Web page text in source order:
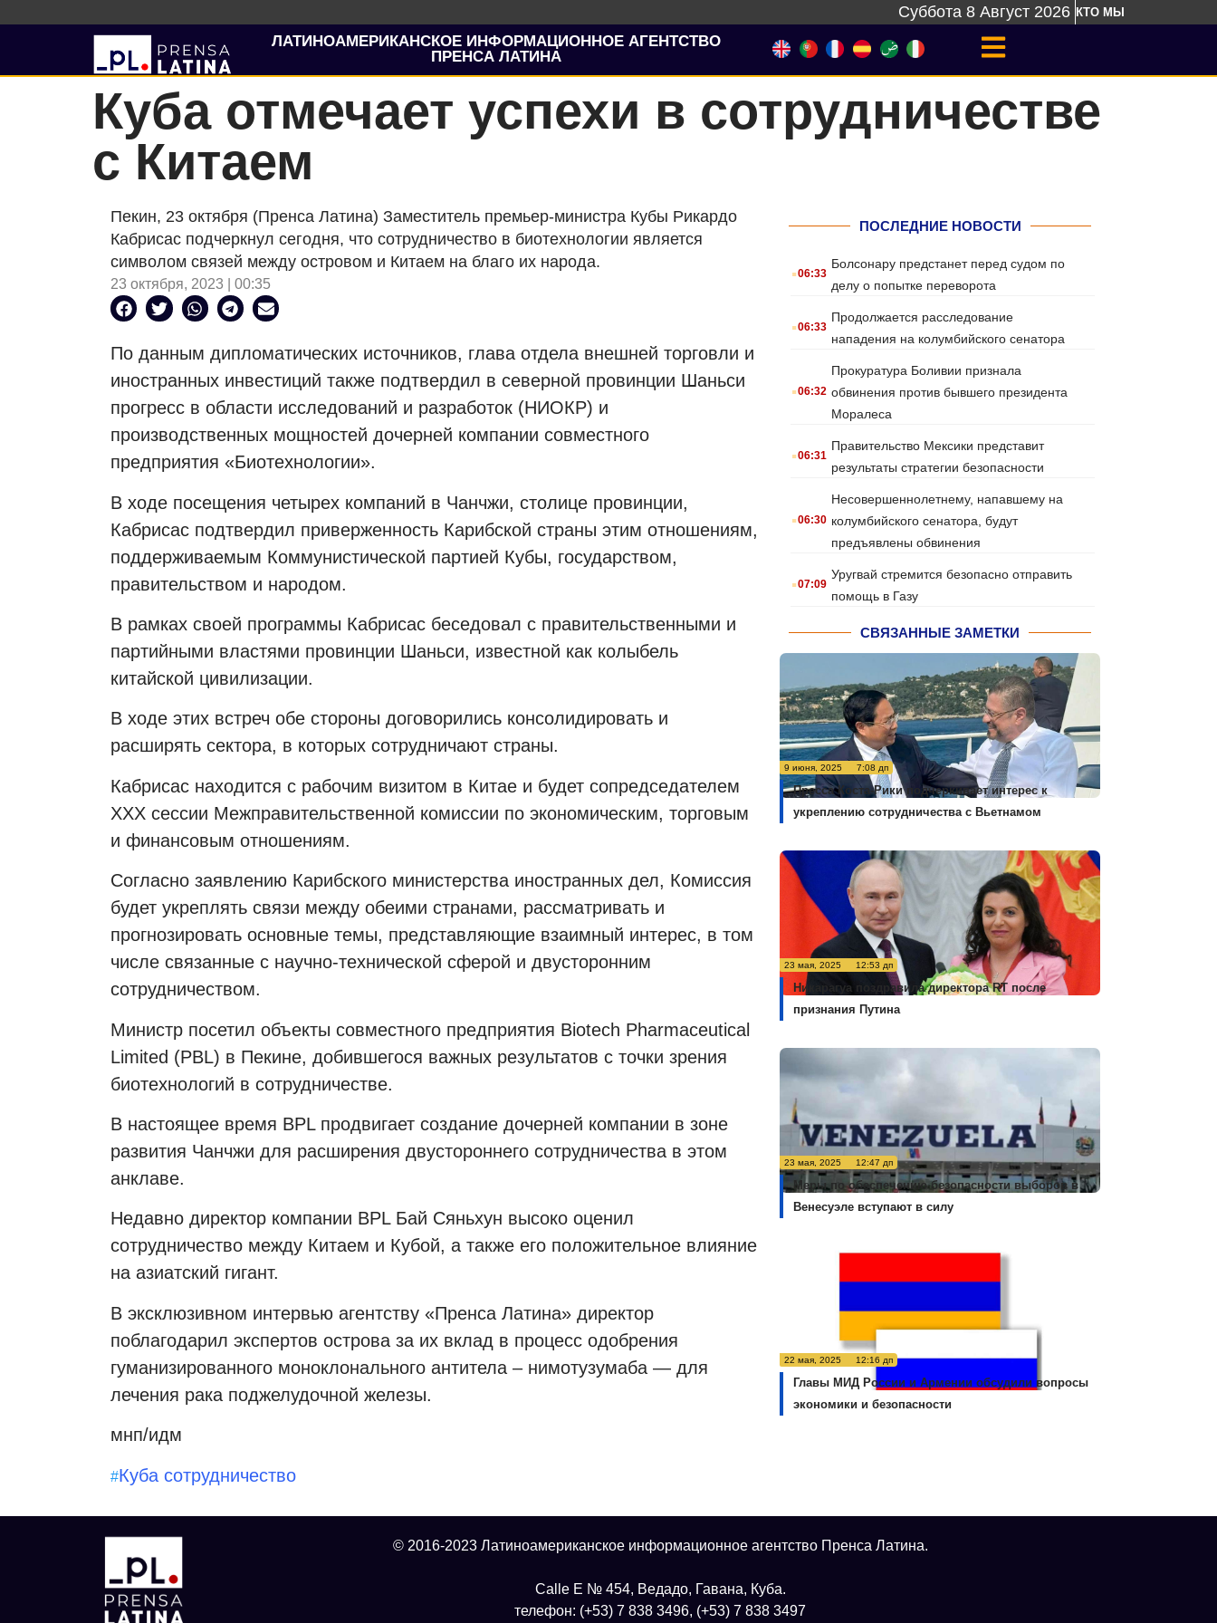
Суббота 8 Август 2026 КТО МЫ
ЛАТИНОАМЕРИКАНСКОЕ ИНФОРМАЦИОННОЕ АГЕНТСТВО
ПРЕНСА ЛАТИНА
Куба отмечает успехи в сотрудничестве
с Китаем
Пекин, 23 октября (Пренса Латина) Заместитель премьер-министра Кубы Рикардо
Кабрисас подчеркнул сегодня, что сотрудничество в биотехнологии является
символом связей между островом и Китаем на благо их народа.
23 октября, 2023 | 00:35
По данным дипломатических источников, глава отдела внешней торговли и
иностранных инвестиций также подтвердил в северной провинции Шаньси
прогресс в области исследований и разработок (НИОКР) и
производственных мощностей дочерней компании совместного
предприятия «Биотехнологии».
В ходе посещения четырех компаний в Чанчжи, столице провинции,
Кабрисас подтвердил приверженность Карибской страны этим отношениям,
поддерживаемым Коммунистической партией Кубы, государством,
правительством и народом.
В рамках своей программы Кабрисас беседовал с правительственными и
партийными властями провинции Шаньси, известной как колыбель
китайской цивилизации.
В ходе этих встреч обе стороны договорились консолидировать и
расширять сектора, в которых сотрудничают страны.
Кабрисас находится с рабочим визитом в Китае и будет сопредседателем
XXX сессии Межправительственной комиссии по экономическим, торговым
и финансовым отношениям.
Согласно заявлению Карибского министерства иностранных дел, Комиссия
будет укреплять связи между обеими странами, рассматривать и
прогнозировать основные темы, представляющие взаимный интерес, в том
числе связанные с научно-технической сферой и двусторонним
сотрудничеством.
Министр посетил объекты совместного предприятия Biotech Pharmaceutical
Limited (PBL) в Пекине, добившегося важных результатов с точки зрения
биотехнологий в сотрудничестве.
В настоящее время BPL продвигает создание дочерней компании в зоне
развития Чанчжи для расширения двустороннего сотрудничества в этом
анклаве.
Недавно директор компании BPL Бай Сяньхун высоко оценил
сотрудничество между Китаем и Кубой, а также его положительное влияние
на азиатский гигант.
В эксклюзивном интервью агентству «Пренса Латина» директор
поблагодарил экспертов острова за их вклад в процесс одобрения
гуманизированного моноклонального антитела – нимотузумаба — для
лечения рака поджелудочной железы.
мнп/идм
#Куба сотрудничество
ПОСЛЕДНИЕ НОВОСТИ
.06:33
Болсонару предстанет перед судом по
делу о попытке переворота
.06:33
Продолжается расследование
нападения на колумбийского сенатора
.06:32
Прокуратура Боливии признала
обвинения против бывшего президента
Моралеса
.06:31
Правительство Мексики представит
результаты стратегии безопасности
.06:30
Несовершеннолетнему, напавшему на
колумбийского сенатора, будут
предъявлены обвинения
.07:09
Уругвай стремится безопасно отправить
помощь в Газу
СВЯЗАННЫЕ ЗАМЕТКИ
9 июня, 2025 7:08 дп
Пресса Коста-Рики подчеркивает интерес к
укреплению сотрудничества с Вьетнамом
23 мая, 2025 12:53 дп
Никарагуа поздравила директора RT после
признания Путина
23 мая, 2025 12:47 дп
Меры по обеспечению безопасности выборов в
Венесуэле вступают в силу
22 мая, 2025 12:16 дп
Главы МИД России и Армении обсудили вопросы
экономики и безопасности
© 2016-2023 Латиноамериканское информационное агентство Пренса Латина.
Calle E № 454, Ведадо, Гавана, Куба.
телефон: (+53) 7 838 3496, (+53) 7 838 3497